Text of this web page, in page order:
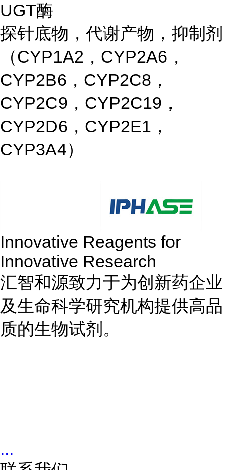
UGT酶
探针底物，代谢产物，抑制剂
（CYP1A2，CYP2A6，
CYP2B6，CYP2C8，
CYP2C9，CYP2C19，
CYP2D6，CYP2E1，
CYP3A4）
Innovative Reagents for
Innovative Research
汇智和源致力于为创新药企业
及生命科学研究机构提供高品
质的生物试剂。
...